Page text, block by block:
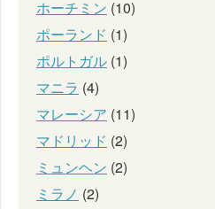
ホーチミン (10)
ポーランド (1)
ポルトガル (1)
マニラ (4)
マレーシア (11)
マドリッド (2)
ミュンヘン (2)
ミラノ (2)